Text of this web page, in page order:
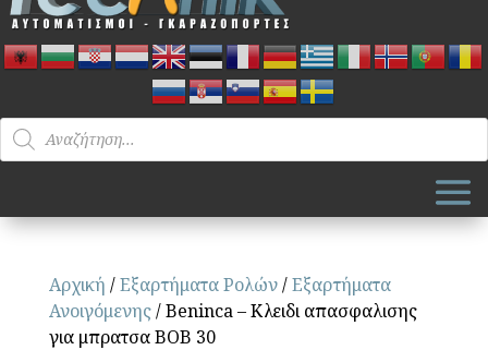
Products
search
Αρχική /Εξαρτήματα Ρολών/Εξαρτήματα
Ανοιγόμενης/ Beninca – Κλειδι απασφαλισης
για μπρατσα BOB 30